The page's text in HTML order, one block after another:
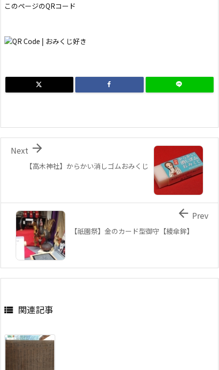
このページのQRコード
【高木神社】からかい消しゴムおみくじ

Next
【祇園祭】金のカード型御守【綾傘鉾】
 Prev
 関連記事